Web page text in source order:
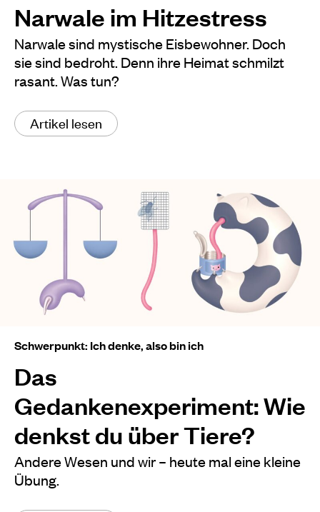
Narwale im Hitzestress
Narwale sind mystische Eisbewohner. Doch
sie sind bedroht. Denn ihre Heimat schmilzt
rasant. Was tun?
Artikel lesen
Schwerpunkt: Ich denke, also bin ich
Das
Gedankenexperiment: Wie
denkst du über Tiere?
Andere Wesen und wir – heute mal eine kleine
Übung.